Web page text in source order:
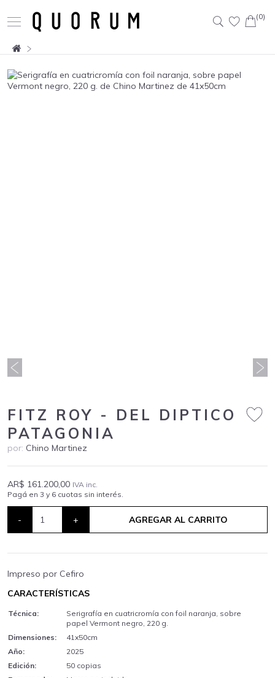
Buscar:
(0)
FITZ ROY - DEL DIPTICO
PATAGONIA
por: Chino Martinez
AR$ 161.200,00 IVA inc.
Pagá en 3 y 6 cuotas sin interés.
- + AGREGAR AL CARRITO
Impreso por Cefiro
CARACTERÍSTICAS
Técnica:
Serigrafía en cuatricromía con foil naranja, sobre
papel Vermont negro, 220 g.
Dimensiones:
41x50cm
Año:
2025
Edición:
50 copias